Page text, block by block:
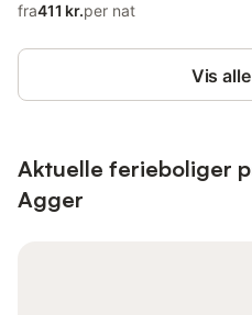
fra411 kr.per nat
Vis
Aktuelle ferieboliger
Agger